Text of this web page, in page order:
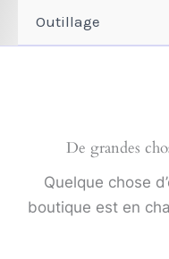
Outillage
De grandes
Quelque chose
boutique est en